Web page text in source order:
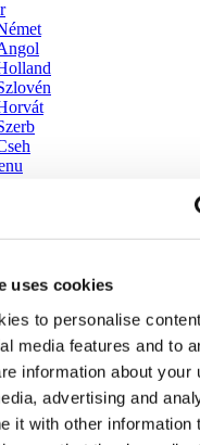
uses cookies
to personalise
media features and to
information about your
advertising and
it with other information
újdonságai
könnyedén! 3D tervező